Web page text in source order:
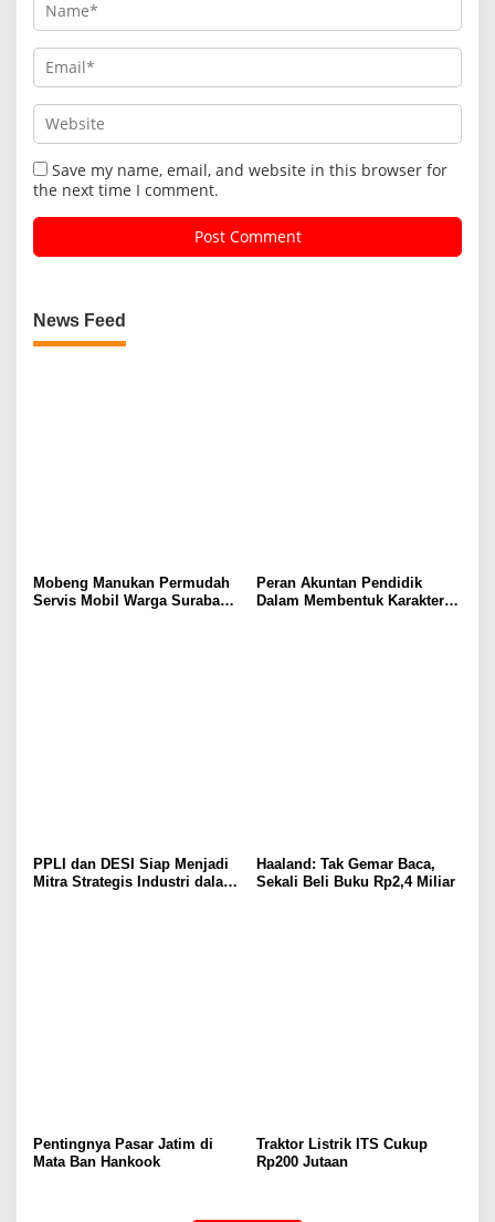
Save my name, email, and website in this browser for
the next time I comment.
News Feed
Mobeng Manukan Permudah
Servis Mobil Warga Surabaya
Peran Akuntan Pendidik
Dalam Membentuk Karakter
PPLI dan DESI Siap Menjadi
Mitra Strategis Industri dalam
Haaland: Tak Gemar Baca,
Sekali Beli Buku Rp2,4 Miliar
Pentingnya Pasar Jatim di
Mata Ban Hankook
Traktor Listrik ITS Cukup
Rp200 Jutaan